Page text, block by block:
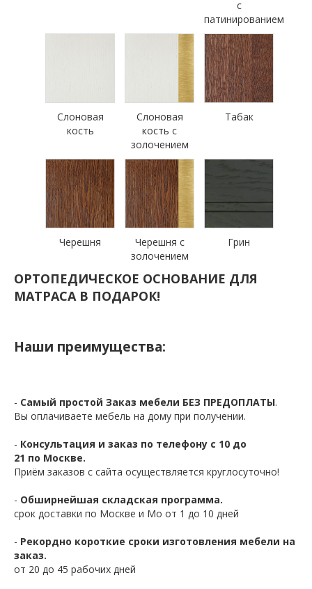
с
патинированием
Слоновая
кость
Слоновая
кость с
золочением
Табак
Черешня
Черешня с
золочением
Грин
ОРТОПЕДИЧЕСКОЕ ОСНОВАНИЕ ДЛЯ
МАТРАСА В ПОДАРОК!
Наши преимущества:
- Самый простой Заказ мебели БЕЗ ПРЕДОПЛАТЫ.
Вы оплачиваете мебель на дому при получении.
- Консультация и заказ по телефону с 10 до
21 по Москве.
Приём заказов с сайта осуществляется круглосуточно!
- Обширнейшая складская программа.
срок доставки по Москве и Мо от 1 до 10 дней
- Рекордно короткие сроки изготовления мебели на
заказ.
от 20 до 45 рабочих дней